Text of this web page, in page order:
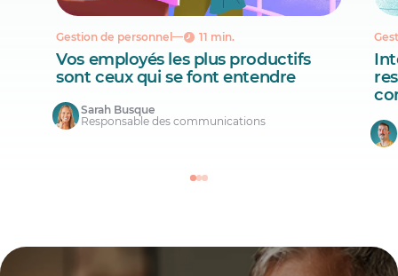
Gestion de personnel 11 min.
Vos employés les plus productifs
sont ceux qui se font entendre
Sarah Busque
Responsable des communications